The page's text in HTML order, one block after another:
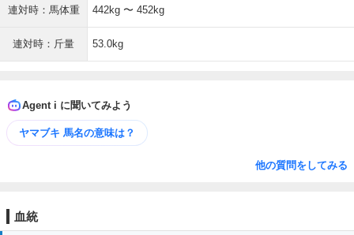
連対時：馬体重 442kg 〜 452kg
連対時：斤量 53.0kg
Agent i に聞いてみよう
ヤマブキ 馬名の意味は？
他の質問をしてみる
血統